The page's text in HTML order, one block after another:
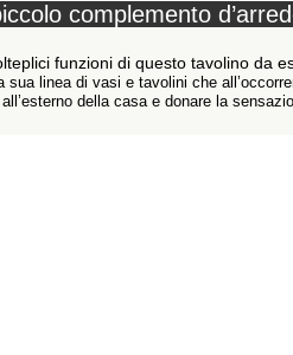
complemento
funzioni di questo tavolino da
sua linea di vasi e tavolini che
della casa e donare la